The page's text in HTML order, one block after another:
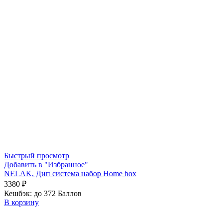
Быстрый просмотр
Добавить в "Избранное"
NELAK, Дип система набор Home box
3380 ₽
Кешбэк: до 372 Баллов
В корзину